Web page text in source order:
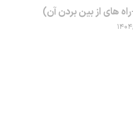
از بین بردن آن)
۲۵